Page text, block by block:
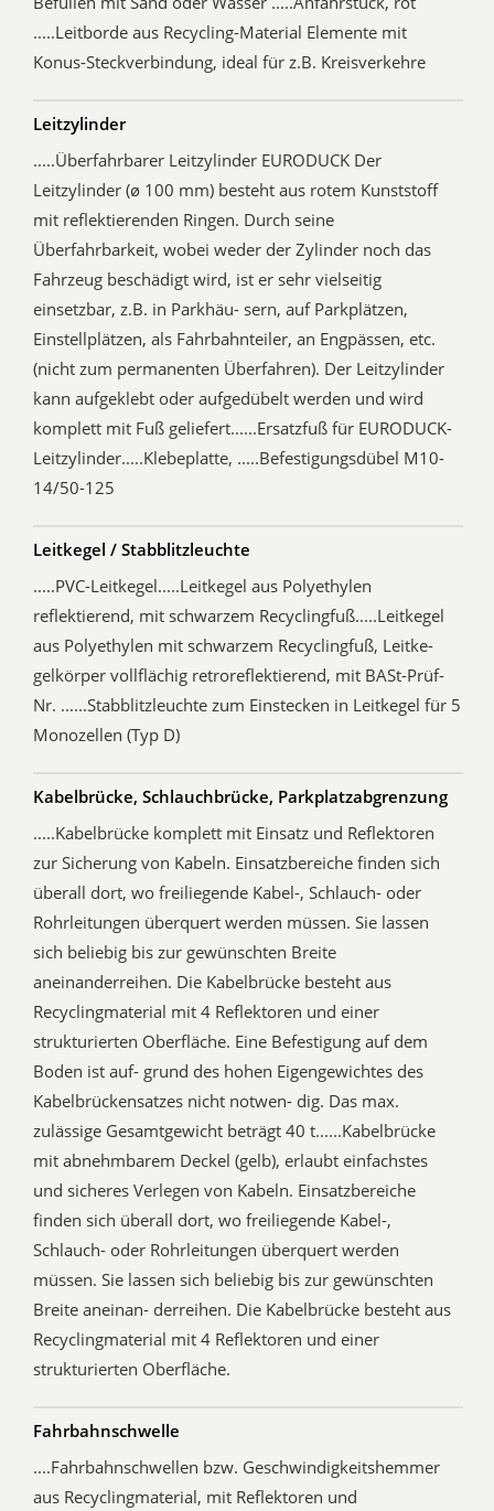
.....Leitborde aus Recycling-Material Elemente mit
Konus-Steckverbindung, ideal für z.B. Kreisverkehre
Leitzylinder
.....Überfahrbarer Leitzylinder EURODUCK Der
Leitzylinder (ø 100 mm) besteht aus rotem Kunststoff
mit reflektierenden Ringen. Durch seine
Überfahrbarkeit, wobei weder der Zylinder noch das
Fahrzeug beschädigt wird, ist er sehr vielseitig
einsetzbar, z.B. in Parkhäu- sern, auf Parkplätzen,
Einstellplätzen, als Fahrbahnteiler, an Engpässen, etc.
(nicht zum permanenten Überfahren). Der Leitzylinder
kann aufgeklebt oder aufgedübelt werden und wird
komplett mit Fuß geliefert......Ersatzfuß für EURODUCK-
Leitzylinder.....Klebeplatte, .....Befestigungsdübel M10-
14/50-125
Leitkegel / Stabblitzleuchte
.....PVC-Leitkegel.....Leitkegel aus Polyethylen
reflektierend, mit schwarzem Recyclingfuß.....Leitkegel
aus Polyethylen mit schwarzem Recyclingfuß, Leitke-
gelkörper vollflächig retroreflektierend, mit BASt-Prüf-
Nr. ......Stabblitzleuchte zum Einstecken in Leitkegel für 5
Monozellen (Typ D)
Kabelbrücke, Schlauchbrücke, Parkplatzabgrenzung
.....Kabelbrücke komplett mit Einsatz und Reflektoren
zur Sicherung von Kabeln. Einsatzbereiche finden sich
überall dort, wo freiliegende Kabel-, Schlauch- oder
Rohrleitungen überquert werden müssen. Sie lassen
sich beliebig bis zur gewünschten Breite
aneinanderreihen. Die Kabelbrücke besteht aus
Recyclingmaterial mit 4 Reflektoren und einer
strukturierten Oberfläche. Eine Befestigung auf dem
Boden ist auf- grund des hohen Eigengewichtes des
Kabelbrückensatzes nicht notwen- dig. Das max.
zulässige Gesamtgewicht beträgt 40 t......Kabelbrücke
mit abnehmbarem Deckel (gelb), erlaubt einfachstes
und sicheres Verlegen von Kabeln. Einsatzbereiche
finden sich überall dort, wo freiliegende Kabel-,
Schlauch- oder Rohrleitungen überquert werden
müssen. Sie lassen sich beliebig bis zur gewünschten
Breite aneinan- derreihen. Die Kabelbrücke besteht aus
Recyclingmaterial mit 4 Reflektoren und einer
strukturierten Oberfläche.
Fahrbahnschwelle
....Fahrbahnschwellen bzw. Geschwindigkeitshemmer
aus Recyclingmaterial, mit Reflektoren und